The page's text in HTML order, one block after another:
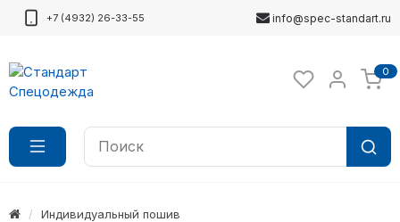
+7 (4932) 26-33-55 info@spec-standart.ru
0
Индивидуальный пошив